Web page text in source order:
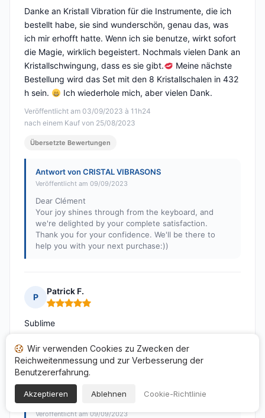
Veröffentlicht am 03/09/2023 à 11h24
nach einem Kauf von 25/08/2023
Danke an Kristall Vibration für die Instrumente, die ich
bestellt habe, sie sind wunderschön, genau das, was
ich mir erhofft hatte. Wenn ich sie benutze, wirkt sofort
die Magie, wirklich begeistert. Nochmals vielen Dank an
Kristallschwingung, dass es sie gibt.
Meine nächste
Bestellung wird das Set mit den 8 Kristallschalen in 432
h sein.
Ich wiederhole mich, aber vielen Dank.
Übersetzte Bewertungen
Antwort von CRISTAL VIBRASONS
Veröffentlicht am 09/09/2023
Dear Clément
Your joy shines through from the keyboard, and
we're delighted by your complete satisfaction.
Thank you for your confidence. We'll be there to
help you with your next purchase:))
P
Patrick F.
Hinweis: 5 von 5
nach einem Kauf von 19/08/2023
Sublime
Übersetzte Bewertungen
Antwort von CRISTAL VIBRASONS
Veröffentlicht am 09/09/2023
Wir verwenden Cookies zu Zwecken der
Reichweitenmessung und zur Verbesserung der
Benutzererfahrung.
Akzeptieren Ablehnen Cookie-Richtlinie